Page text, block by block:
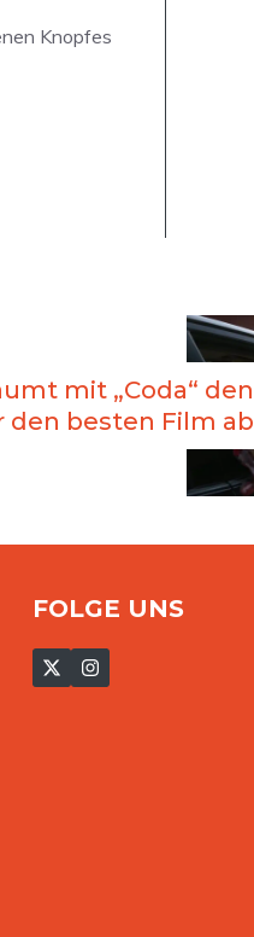
Knopfes
mit „Coda“ den
den besten Film ab
FOLGE UNS